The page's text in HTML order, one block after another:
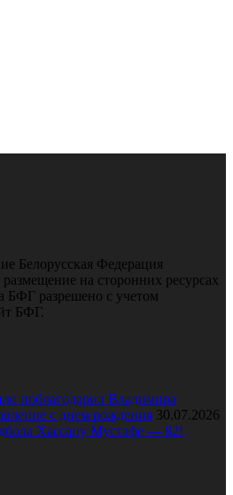
Белорусская Федерация
на сторонних ресурсах
БФГ разрешено с учетом
БФГ.
поблагодарил Владимира
с днем рождения 30.07.2026
Хассану Мустафе — 82!